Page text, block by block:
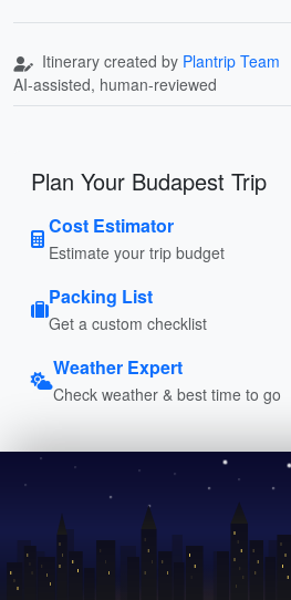
Itinerary created by Plantrip Team
AI-assisted, human-reviewed
Plan Your Budapest Trip
Cost Estimator
Estimate your trip budget
Packing List
Get a custom checklist
Weather Expert
Check weather & best time to go